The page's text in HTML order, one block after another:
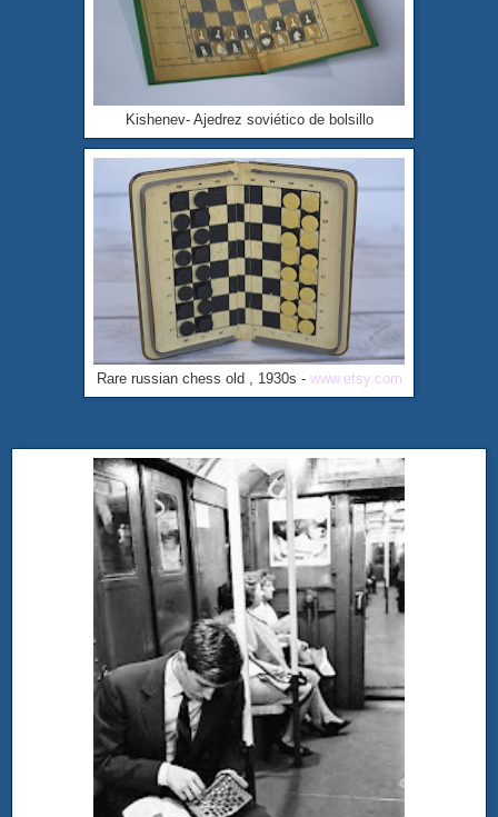
Kishenev- Ajedrez soviético de bolsillo
Rare russian chess old , 1930s -www.etsy.com